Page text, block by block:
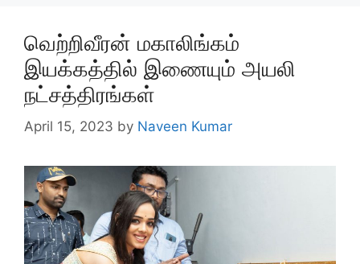
வெற்றிவீரன் மகாலிங்கம்
இயக்கத்தில் இணையும் அயலி
நட்சத்திரங்கள்
April 15, 2023 by Naveen Kumar